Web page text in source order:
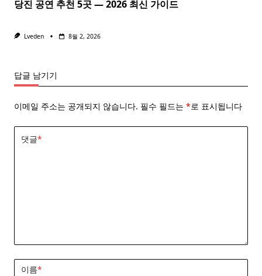
당진 공연 추천 5곳 — 2026 최신 가이드
Lveden 8월 2, 2026
답글 남기기
이메일 주소는 공개되지 않습니다. 필수 필드는 *로 표시됩니다
댓글*
이름*